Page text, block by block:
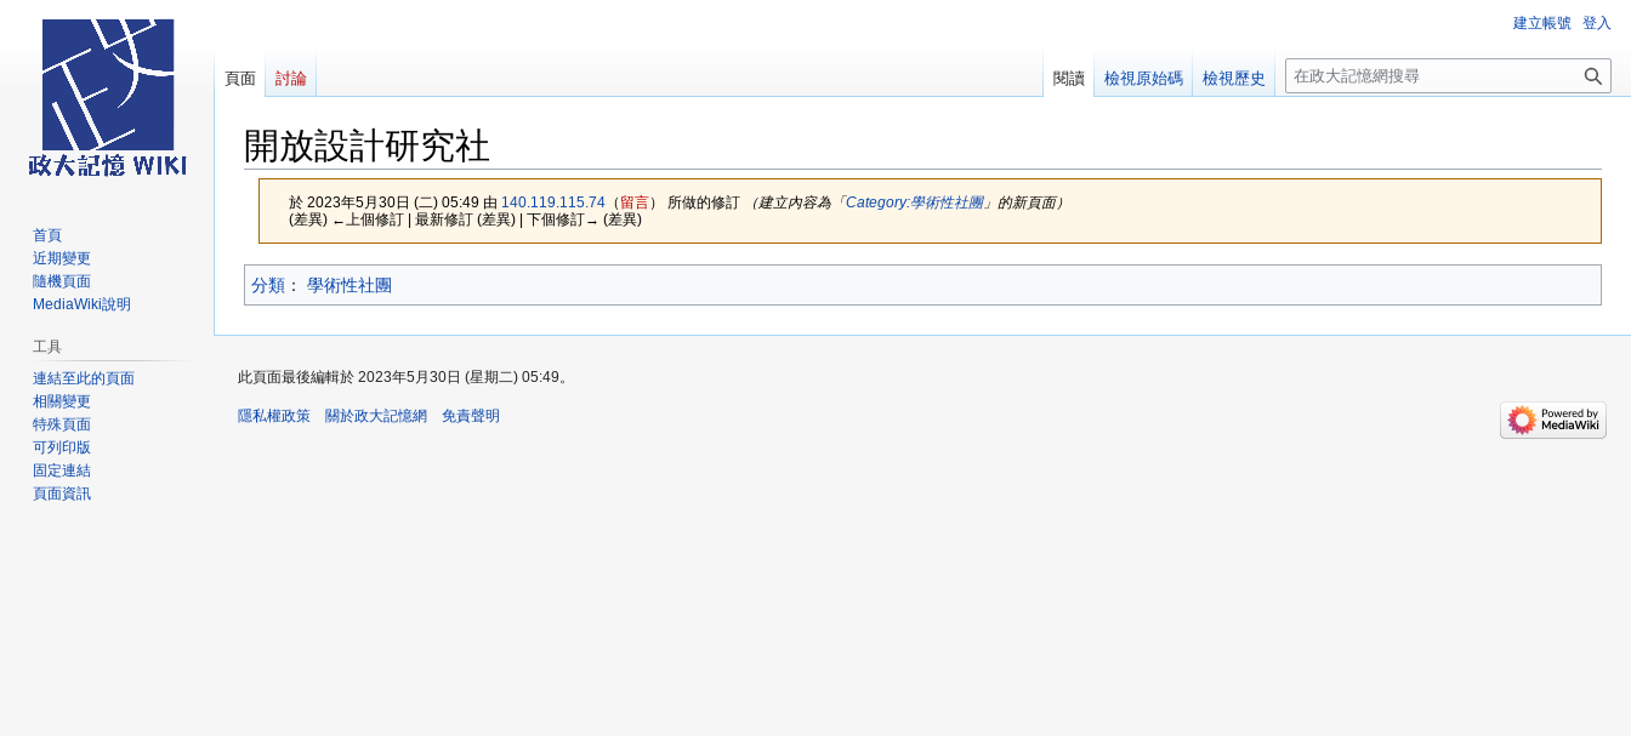
開放設計研究社
於 2023年5月30日 (二) 05:49 由 140.119.115.74（ 留言） 所做的修訂 （建立內容為「Category:學術性社團」的新頁面）
(差異) ←上個修訂 | 最新修訂 (差異) | 下個修訂→ (差異)
跳
至
跳
至
分類 ：​ 學術性社團
建立帳號 登入
頁面 討論 閱讀 檢視原始碼 檢視歷史
搜
尋
首頁
近期變更
隨機頁面
MediaWiki說明
工具
連結至此的頁面
相關變更
特殊頁面
可列印版
固定連結
頁面資訊
此頁面最後編輯於 2023年5月30日 (星期二) 05:49。
隱私權政策 關於政大記憶網 免責聲明